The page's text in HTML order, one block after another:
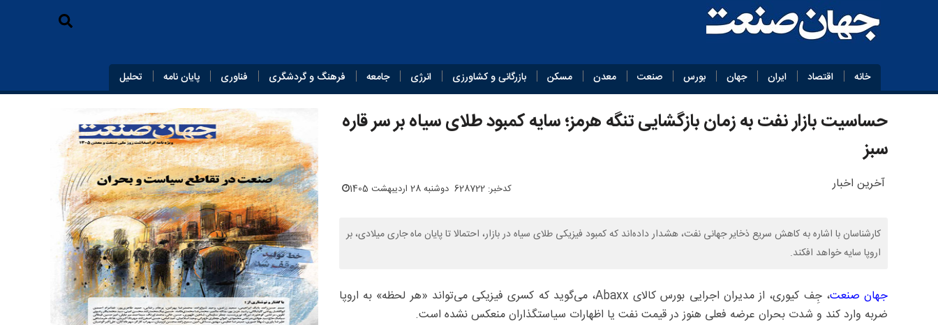
خانه اقتصاد ایران جهان بورس صنعت معدن مسکن بازرگانی و کشاورزی انرژی جامعه فرهنگ و گردشگری فناوری پایان‌ نامه تحلیل
حساسیت بازار نفت به زمان بازگشایی تنگه هرمز؛ سایه کمبود طلای سیاه بر سر قاره
سبز
آخرین اخبار کدخبر: 628722 دوشنبه 28 اردیبهشت 1405
کارشناسان با اشاره به کاهش سریع ذخایر جهانی نفت، هشدار داده‌اند که کمبود فیزیکی طلای سیاه در بازار، احتمالا تا پایان ماه جاری میلادی، بر
اروپا سایه خواهد افکند.
جهان صنعت
، جِف کیوری، از مدیران اجرایی بورس کالای Abaxx، می‌گوید که کسری فیزیکی می‌تواند «هر لحظه» به اروپا
ضربه وارد کند و شدت بحران عرضه فعلی هنوز در قیمت نفت یا اظهارات سیاستگذاران منعکس نشده است.